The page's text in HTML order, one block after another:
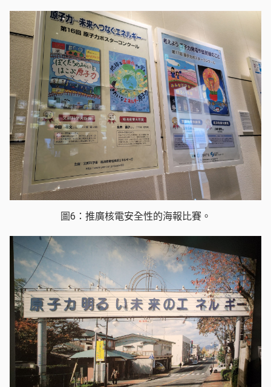
圖6：推廣核電安全性的海報比賽。